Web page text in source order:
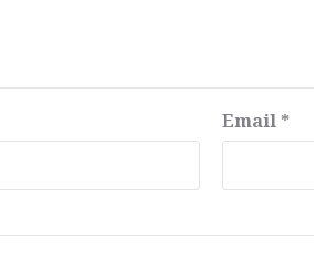
Email *